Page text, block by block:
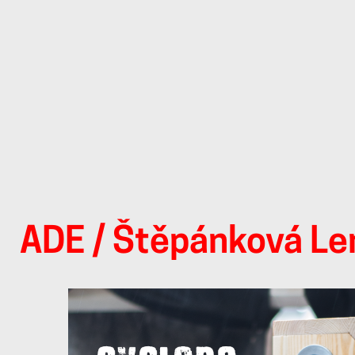
ADE / Štěpánková
Štěpánková
Lenka